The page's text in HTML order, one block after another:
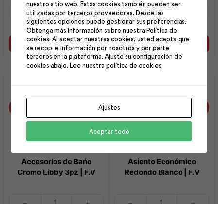
Asiento
Estándar
Redondo
F.V
Añadir al carrito
Asiento
Estándar
Redondo
Azul
Medit
|
cantidad
Añadir al carrito
Accesorios de Bańo
Cromo Libby 3pz | F.V
Asiento Económico
Redondo Blanco | F.V
nuestro sitio web. Estas cookies también pueden ser
utilizadas por terceros proveedores. Desde las
siguientes opciones puede gestionar sus preferencias.
Obtenga más información sobre nuestra Política de
cookies: Al aceptar nuestras cookies, usted acepta que
se recopile información por nosotros y por parte
terceros en la plataforma. Ajuste su configuración de
cookies abajo.
Lee nuestra política de cookies
Ajustes
Aceptar todo